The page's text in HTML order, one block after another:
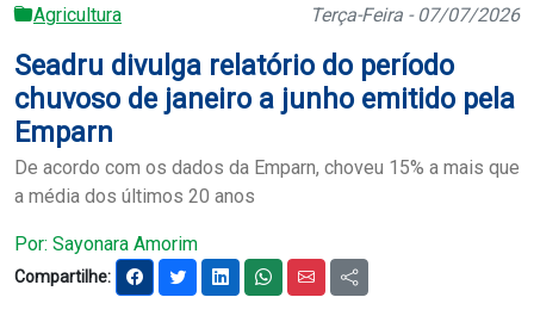
Governo
Mossoró
Serviços
Portal do Contribuinte
Notícias
Agricultura Terça-Feira - 07/07/2026
Seadru divulga relatório do período
chuvoso de janeiro a junho emitido pela
Emparn
De acordo com os dados da Emparn, choveu 15% a mais que
a média dos últimos 20 anos
Por: Sayonara Amorim
Compartilhe: